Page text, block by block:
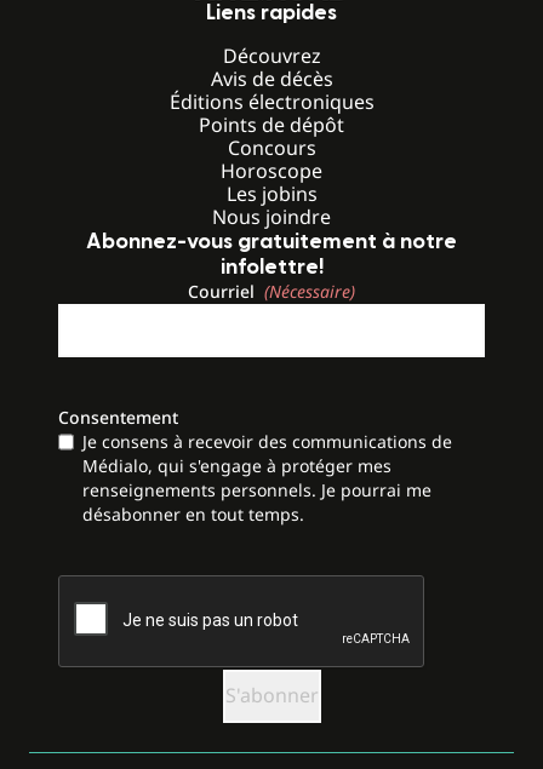
Liens rapides
Découvrez
Avis de décès
Éditions électroniques
Points de dépôt
Concours
Horoscope
Les jobins
Nous joindre
Abonnez-vous gratuitement à notre
infolettre!
Courriel (Nécessaire)
Consentement
Je consens à recevoir des communications de
Médialo, qui s'engage à protéger mes
renseignements personnels. Je pourrai me
désabonner en tout temps.
CAPTCHA